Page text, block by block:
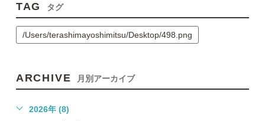
TAG タグ
/Users/terashimayoshimitsu/Desktop/498.png
ARCHIVE 月別アーカイブ
2026年 (8)